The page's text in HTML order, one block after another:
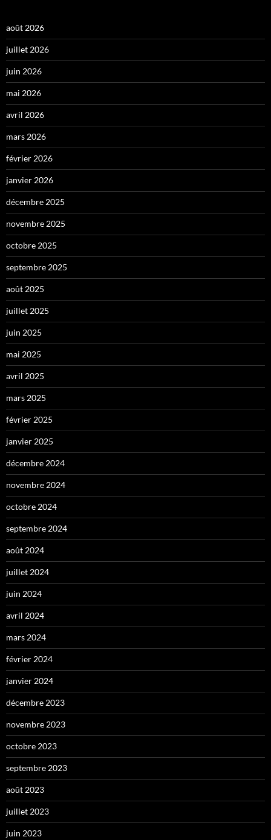
août 2026
juillet 2026
juin 2026
mai 2026
avril 2026
mars 2026
février 2026
janvier 2026
décembre 2025
novembre 2025
octobre 2025
septembre 2025
août 2025
juillet 2025
juin 2025
mai 2025
avril 2025
mars 2025
février 2025
janvier 2025
décembre 2024
novembre 2024
octobre 2024
septembre 2024
août 2024
juillet 2024
juin 2024
avril 2024
mars 2024
février 2024
janvier 2024
décembre 2023
novembre 2023
octobre 2023
septembre 2023
août 2023
juillet 2023
juin 2023